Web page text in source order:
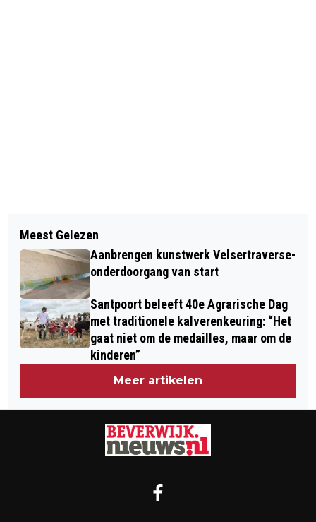
AUTOGESCHIEDENIS TREKT DOOR
ZANDVOORT TIJDENS 11E HISTORIC
GRAND PRIX PARADE
SUZANNE KLAASSEN KANDIDAAT
WETHOUDER VOOR D66 IN BEVERWIJK
Meest Gelezen
Aanbrengen kunstwerk Velsertraverse-
onderdoorgang van start
Santpoort beleeft 40e Agrarische Dag
met traditionele kalverenkeuring: “Het
gaat niet om de medailles, maar om de
kinderen”
Meer artikelen